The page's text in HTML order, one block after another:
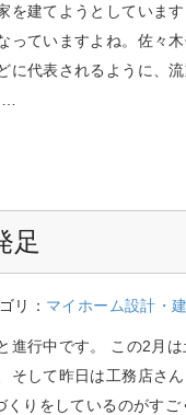
を建てようとしていま
っていますよね。佐々
に代表されるように、
足
リ： マイホーム設計・
進行中です。 この2月は
そして昨日は工務店さ
くりをしているのがす